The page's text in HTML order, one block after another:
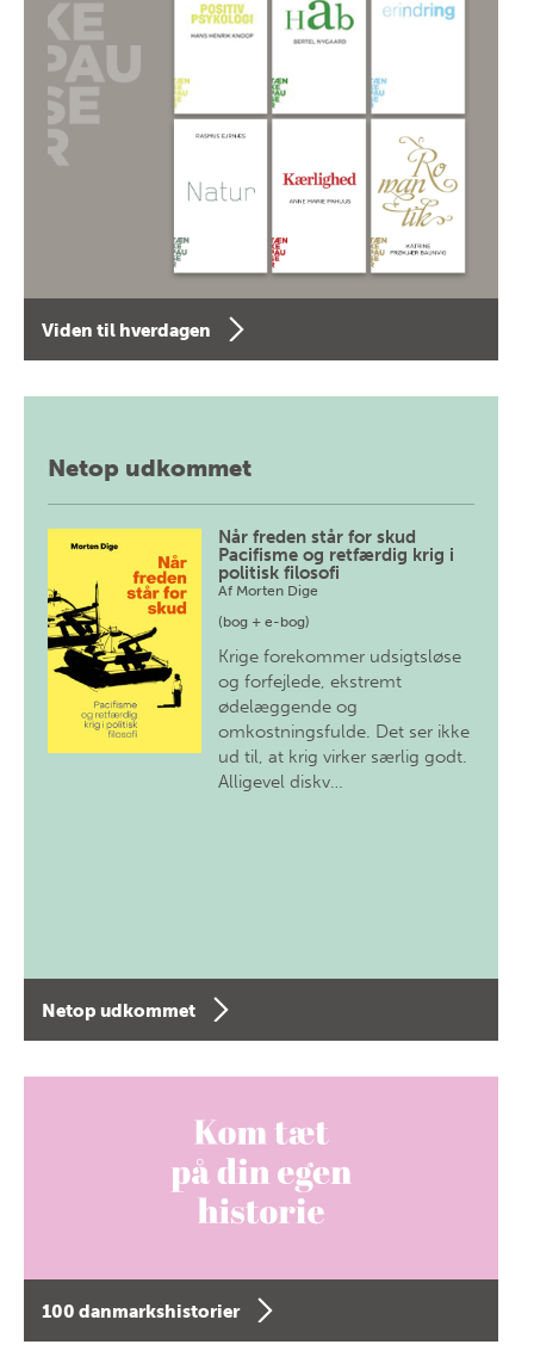
Viden til hverdagen
Netop udkommet
Når freden står for skud
Pacifisme og retfærdig krig i
politisk filosofi
Af Morten Dige
(bog + e-bog)
Krige forekommer udsigtsløse
og forfejlede, ekstremt
ødelæggende og
omkostningsfulde. Det ser ikke
ud til, at krig virker særlig godt.
Alligevel diskv…
Netop udkommet
100 danmarkshistorier